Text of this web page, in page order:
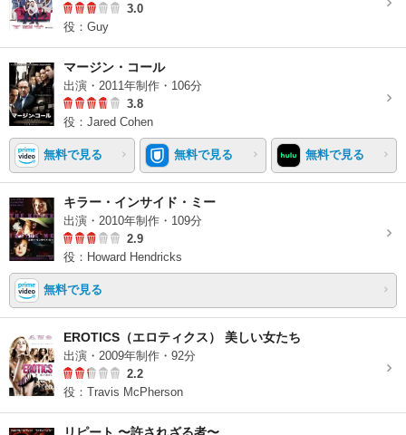
3.0
役：Guy
マージン・コール
出演・2011年制作・106分
3.8
役：Jared Cohen
無料で見る 無料で見る 無料で見る
キラー・インサイド・ミー
出演・2010年制作・109分
2.9
役：Howard Hendricks
無料で見る
EROTICS（エロティクス） 美しい女たち
出演・2009年制作・92分
2.2
役：Travis McPherson